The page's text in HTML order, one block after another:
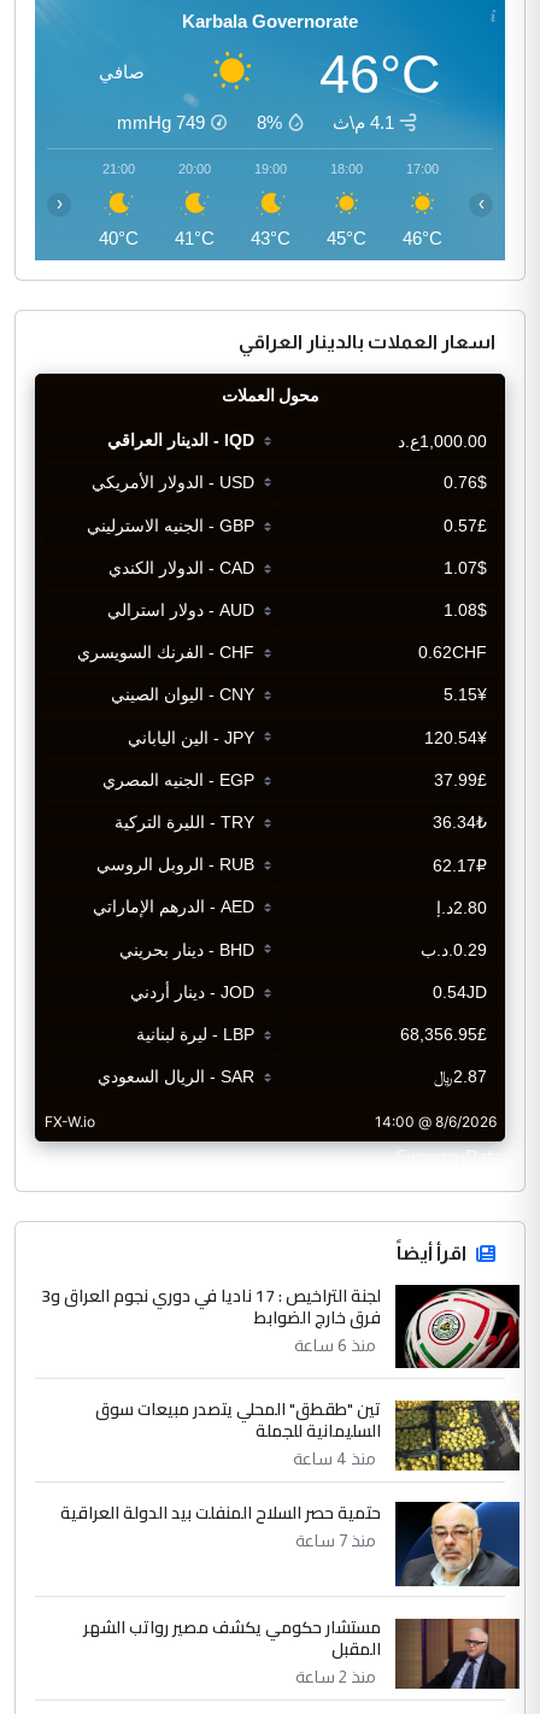
Karbala Governorate
46°C صافي
4.1 م\ث 8%
749
mmHg
17:00
46°C
18:00
45°C
19:00
43°C
20:00
41°C
21:00
40°C
‹ ›
اسعار العملات بالدينار العراقي
CurrencyRate
اقرأ أيضاً
لجنة التراخيص : 17 ناديا في دوري نجوم العراق و3
فرق خارج الضوابط
منذ 6 ساعة
تين "طقطق" المحلي يتصدر مبيعات سوق
السليمانية للجملة
منذ 4 ساعة
حتمية حصر السلاح المنفلت بيد الدولة العراقية
منذ 7 ساعة
مستشار حكومي يكشف مصير رواتب الشهر
المقبل
منذ 2 ساعة